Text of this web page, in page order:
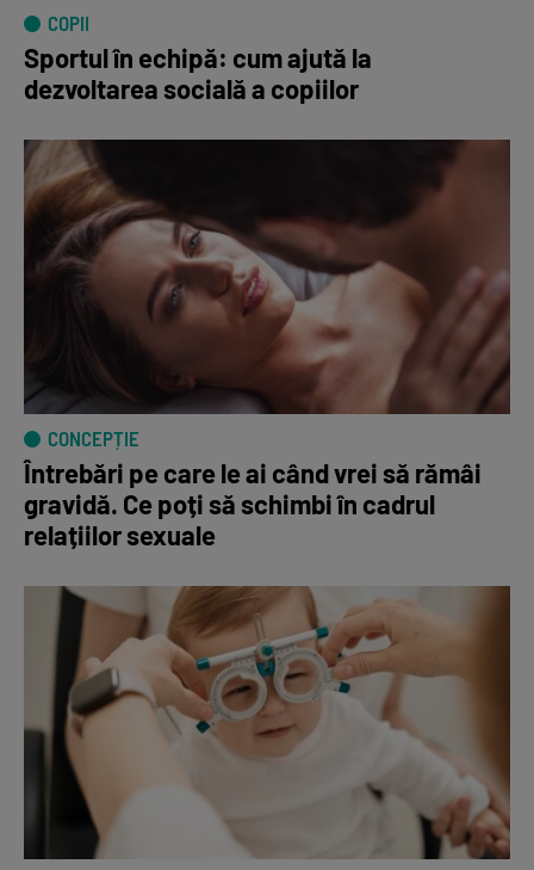
COPII
Sportul în echipă: cum ajută la
dezvoltarea socială a copiilor
CONCEPȚIE
Întrebări pe care le ai când vrei să rămâi
gravidă. Ce poți să schimbi în cadrul
relațiilor sexuale